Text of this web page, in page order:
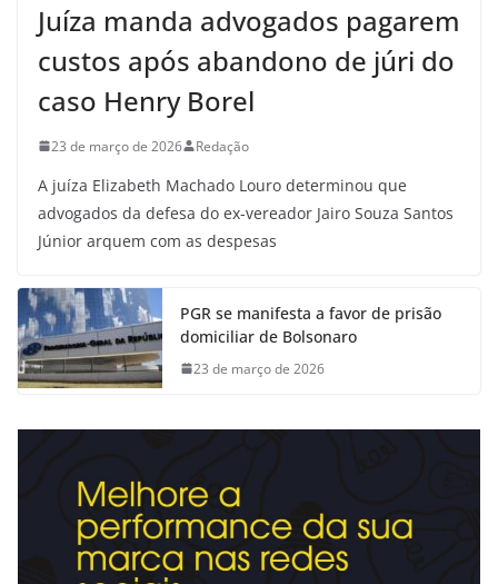
Juíza manda advogados pagarem
custos após abandono de júri do
caso Henry Borel
23 de março de 2026 Redação
A juíza Elizabeth Machado Louro determinou que
advogados da defesa do ex-vereador Jairo Souza Santos
Júnior arquem com as despesas
PGR se manifesta a favor de prisão
domiciliar de Bolsonaro
23 de março de 2026